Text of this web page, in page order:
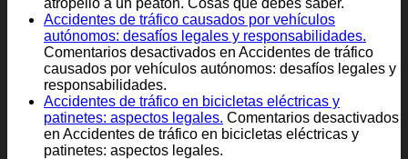
Accidentes de tráfico causados por vehículos
autónomos: desafíos legales y responsabilidades.
Comentarios desactivados en Accidentes de tráfico
causados por vehículos autónomos: desafíos legales y
responsabilidades.
Accidentes de tráfico en bicicletas eléctricas y
patinetes: aspectos legales. Comentarios desactivados
en Accidentes de tráfico en bicicletas eléctricas y
patinetes: aspectos legales.